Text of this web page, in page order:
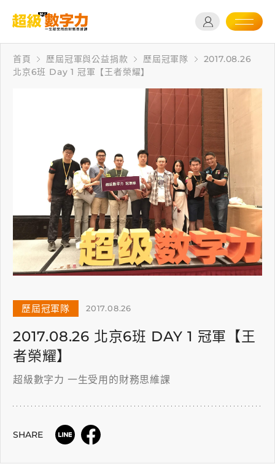
首頁 歷屆冠軍與公益捐款 歷屆冠軍隊
2017.08.26
北京6班 Day 1 冠軍【王者榮耀】
歷屆冠軍隊 2017.08.26
2017.08.26 北京6班 DAY 1 冠軍【王
者榮耀】
超級數字力 一生受用的財務思維課
SHARE